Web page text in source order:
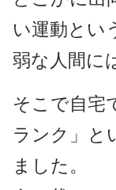
い運動とい
弱な人間に
そこで自宅
ランク」と
ました。